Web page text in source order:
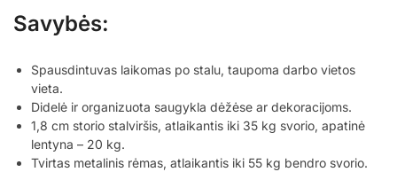
Savybės:
Spausdintuvas laikomas po stalu, taupoma darbo vietos
vieta.
Didelė ir organizuota saugykla dėžėse ar dekoracijoms.
1,8 cm storio stalviršis, atlaikantis iki 35 kg svorio, apatinė
lentyna – 20 kg.
Tvirtas metalinis rėmas, atlaikantis iki 55 kg bendro svorio.